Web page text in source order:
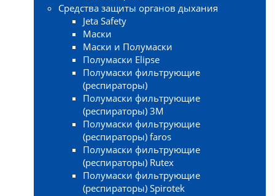
Средства защиты органов дыхания
Jeta Safety
Маски
Маски и Полумаски
Полумаски Elipse
Полумаски фильтрующие
(респираторы)
Полумаски фильтрующие
(респираторы) 3М
Полумаски фильтрующие
(респираторы) faros
Полумаски фильтрующие
(респираторы) Rutex
Полумаски фильтрующие
(респираторы) Spirotek